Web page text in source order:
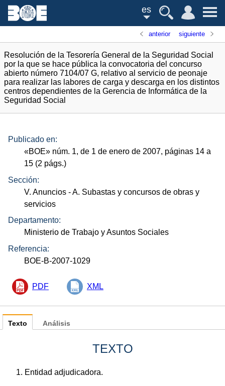
es
anterior siguiente
Resolución de la Tesorería General de la Seguridad Social
por la que se hace pública la convocatoria del concurso
abierto número 7104/07 G, relativo al servicio de peonaje
para realizar las labores de carga y descarga en los distintos
centros dependientes de la Gerencia de Informática de la
Seguridad Social
Publicado en:
«BOE» núm. 1, de 1 de enero de 2007, páginas 14 a
15 (2 págs.)
Sección:
V. Anuncios - A. Subastas y concursos de obras y
servicios
Departamento:
Ministerio de Trabajo y Asuntos Sociales
Referencia:
BOE-B-2007-1029
PDF XML
Texto
TEXTO
1. Entidad adjudicadora.
Análisis